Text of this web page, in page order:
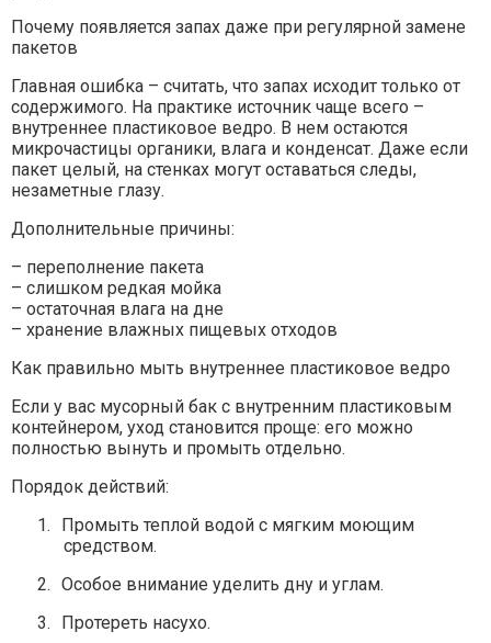
Почему появляется запах даже при регулярной замене
пакетов
Главная ошибка – считать, что запах исходит только от
содержимого. На практике источник чаще всего –
внутреннее пластиковое ведро. В нем остаются
микрочастицы органики, влага и конденсат. Даже если
пакет целый, на стенках могут оставаться следы,
незаметные глазу.
Дополнительные причины:
– переполнение пакета
– слишком редкая мойка
– остаточная влага на дне
– хранение влажных пищевых отходов
Как правильно мыть внутреннее пластиковое ведро
Если у вас мусорный бак с внутренним пластиковым
контейнером, уход становится проще: его можно
полностью вынуть и промыть отдельно.
Порядок действий:
1.
Промыть теплой водой с мягким моющим
средством.
2. Особое внимание уделить дну и углам.
3.
Протереть насухо.